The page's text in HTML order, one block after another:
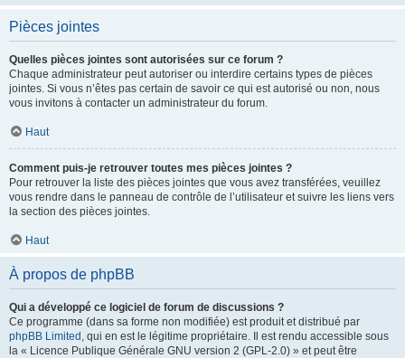
Pièces jointes
Quelles pièces jointes sont autorisées sur ce forum ?
Chaque administrateur peut autoriser ou interdire certains types de pièces
jointes. Si vous n’êtes pas certain de savoir ce qui est autorisé ou non, nous
vous invitons à contacter un administrateur du forum.
Haut
Comment puis-je retrouver toutes mes pièces jointes ?
Pour retrouver la liste des pièces jointes que vous avez transférées, veuillez
vous rendre dans le panneau de contrôle de l’utilisateur et suivre les liens vers
la section des pièces jointes.
Haut
À propos de phpBB
Qui a développé ce logiciel de forum de discussions ?
Ce programme (dans sa forme non modifiée) est produit et distribué par
phpBB Limited , qui en est le légitime propriétaire. Il est rendu accessible sous
la « Licence Publique Générale GNU version 2 (GPL-2.0) » et peut être